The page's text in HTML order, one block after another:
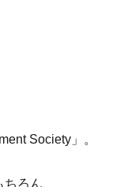
Society」。
ろん、